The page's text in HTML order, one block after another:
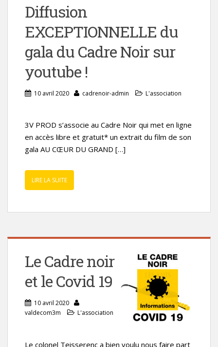
Diffusion
EXCEPTIONNELLE du
gala du Cadre Noir sur
youtube !
10 avril 2020 cadrenoir-admin L'association
3V PROD s’associe au Cadre Noir qui met en ligne
en accès libre et gratuit* un extrait du film de son
gala AU CŒUR DU GRAND […]
LIRE LA SUITE
Le Cadre noir
et le Covid 19
10 avril 2020
valdecom3m
L'association
Le colonel Teisserenc a bien voulu nous faire part